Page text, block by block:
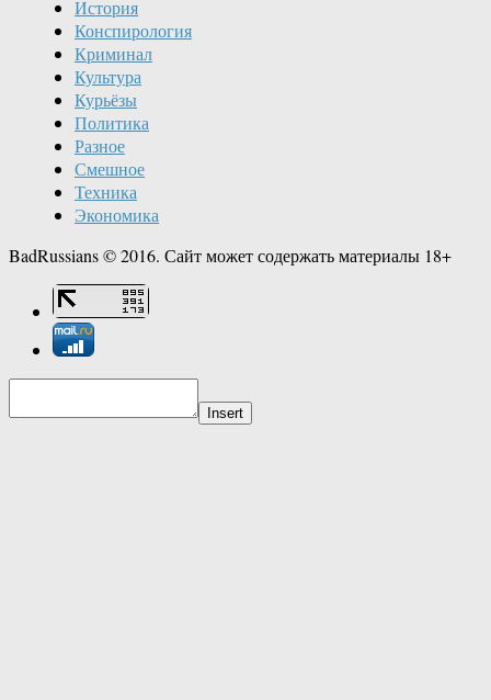
История
Конспирология
Криминал
Культура
Курьёзы
Политика
Разное
Смешное
Техника
Экономика
BadRussians © 2016. Сайт может содержать материалы 18+
Insert